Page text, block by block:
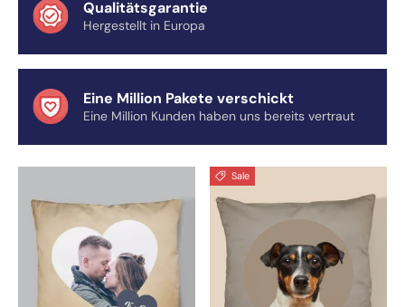
Qualitätsgarantie
Hergestellt in Europa
Eine Million Pakete verschickt
Eine Million Kunden haben uns bereits vertraut
Sale